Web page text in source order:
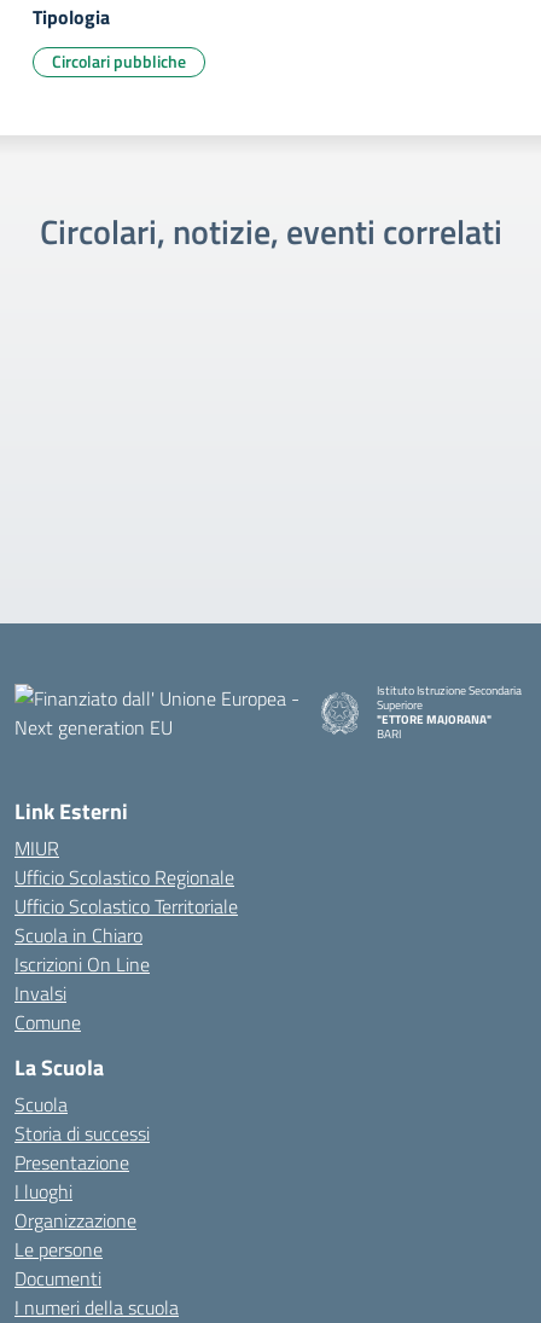
Tipologia
Circolari pubbliche
Circolari, notizie, eventi correlati
Istituto Istruzione Secondaria
Superiore
"ETTORE MAJORANA"
BARI
Link Esterni
MIUR
Ufficio Scolastico Regionale
Ufficio Scolastico Territoriale
Scuola in Chiaro
Iscrizioni On Line
Invalsi
Comune
La Scuola
Scuola
Storia di successi
Presentazione
I luoghi
Organizzazione
Le persone
Documenti
I numeri della scuola